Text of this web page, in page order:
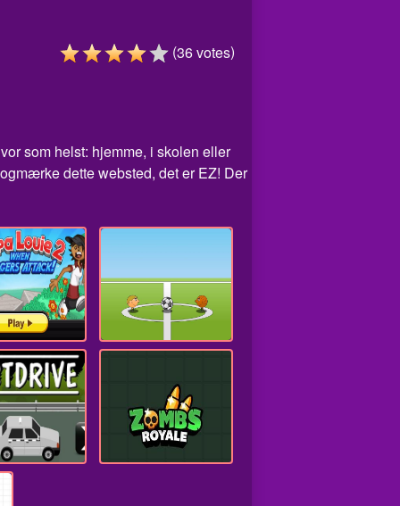
(36votes)
som helst: hjemme, i skolen eller
dette websted, det er EZ! Der